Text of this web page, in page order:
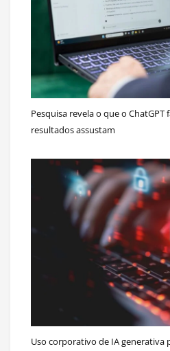
Pesquisa revela o que o ChatGPT
resultados assustam
Uso corporativo de IA generativa